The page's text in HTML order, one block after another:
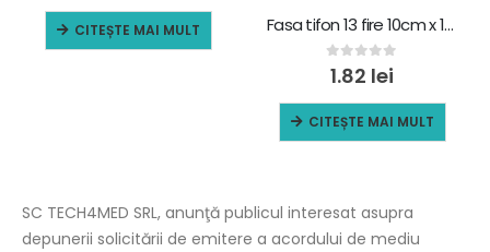
CITEȘTE MAI MULT Fasa tifon 13 fire 10cm x 10m
0out of 5
1.82 lei
CITEȘTE MAI MULT
SC TECH4MED SRL, anunţă publicul interesat asupra
depunerii solicitării de emitere a acordului de mediu